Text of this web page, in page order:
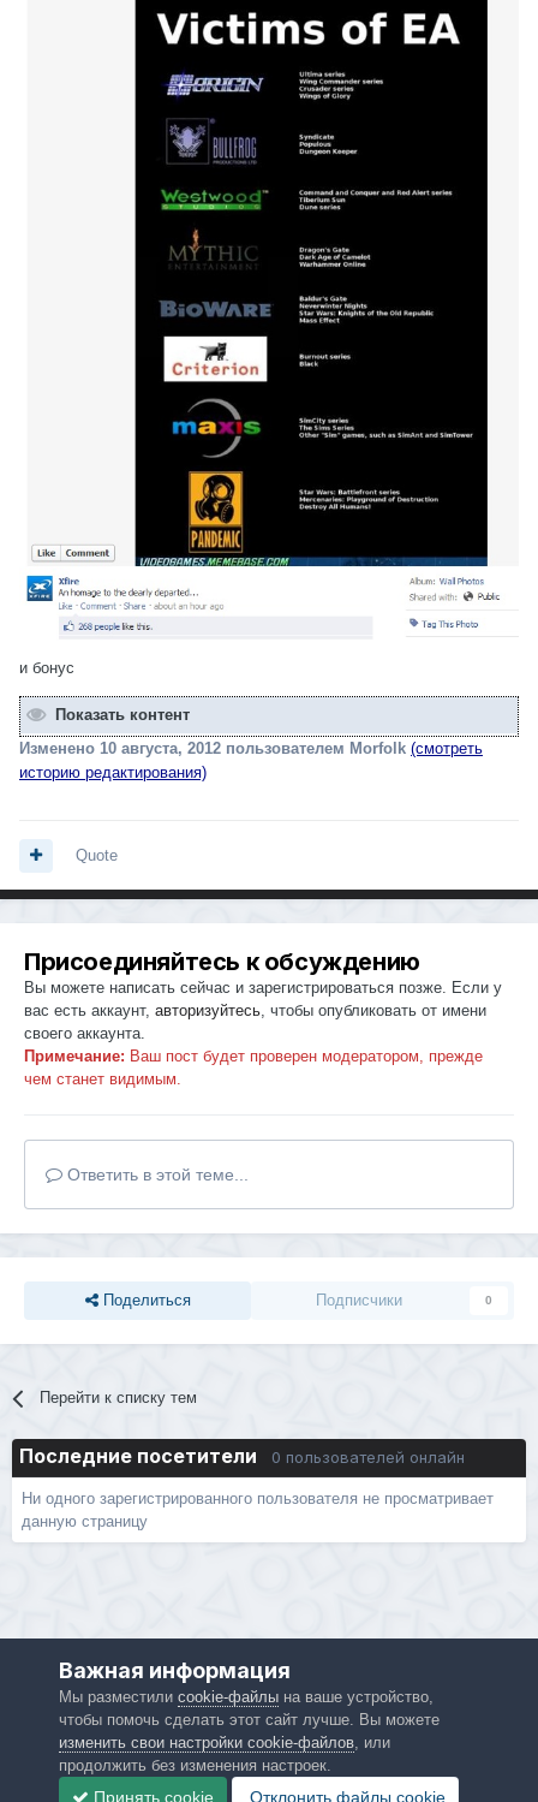
и бонус
Показать контент
Изменено 10 августа, 2012 пользователем Morfolk (смотреть
историю редактирования)
Quote
Присоединяйтесь к обсуждению
Вы можете написать сейчас и зарегистрироваться позже. Если у
вас есть аккаунт, авторизуйтесь, чтобы опубликовать от имени
своего аккаунта.
Примечание: Ваш пост будет проверен модератором, прежде
чем станет видимым.
Ответить в этой теме...
Поделиться Подписчики 0
Перейти к списку тем
Последние посетители 0 пользователей онлайн
Ни одного зарегистрированного пользователя не просматривает
данную страницу
Важная информация
Мы разместили cookie-файлына ваше устройство,
чтобы помочь сделать этот сайт лучше. Вы можете
изменить свои настройки cookie-файлов, или
продолжить без изменения настроек.
Принять cookie Отклонить файлы сookie